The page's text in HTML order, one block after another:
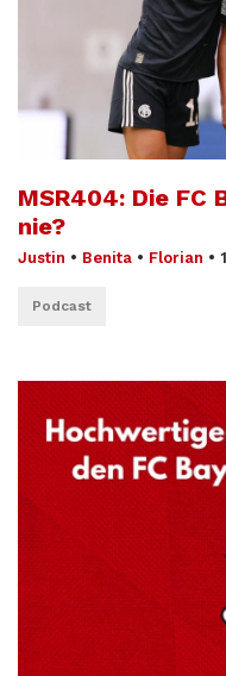
MSR404: Die FC
nie?
Justin • Benita • Florian •
Podcast